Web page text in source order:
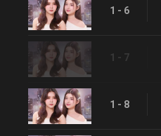
1 - 6
1 - 7
1 - 8